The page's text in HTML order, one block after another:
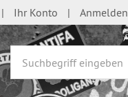
Ihr Konto Anmelden